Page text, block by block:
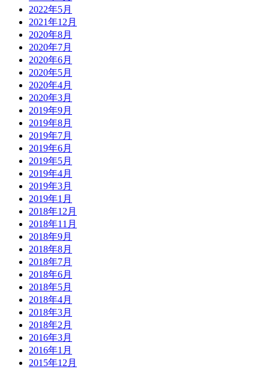
2022年5月
2021年12月
2020年8月
2020年7月
2020年6月
2020年5月
2020年4月
2020年3月
2019年9月
2019年8月
2019年7月
2019年6月
2019年5月
2019年4月
2019年3月
2019年1月
2018年12月
2018年11月
2018年9月
2018年8月
2018年7月
2018年6月
2018年5月
2018年4月
2018年3月
2018年2月
2016年3月
2016年1月
2015年12月